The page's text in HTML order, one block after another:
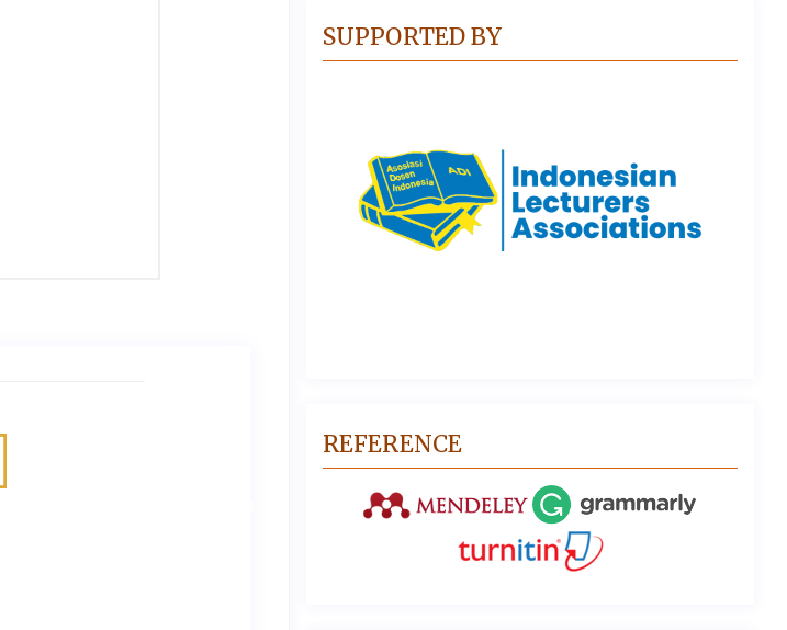
SUPPORTED BY
REFERENCE